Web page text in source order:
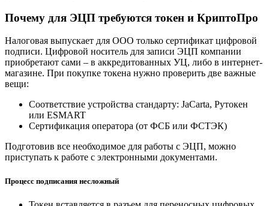
Почему для ЭЦП требуются токен и КриптоПро
Налоговая выпускает для ООО только сертификат цифровой
подписи. Цифровой носитель для записи ЭЦП компании
приобретают сами – в аккредитованных УЦ, либо в интернет-
магазине. При покупке токена нужно проверить две важные
вещи:
Соответствие устройства стандарту: JaCarta, Рутокен
или ESMART
Сертификация оператора (от ФСБ или ФСТЭК)
Подготовив все необходимое для работы с ЭЦП, можно
приступать к работе с электронными документами.
Процесс подписания несложный